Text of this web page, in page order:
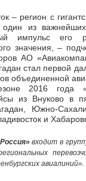
– регион с
один из
импульс его
значения, –
АО
стал первой
объединенной
2016 года
из Внуково в
Южно-
и
входит в
авиалиний».